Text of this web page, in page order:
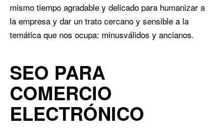
mismo tiempo agradable y delicado para humanizar a
la empresa y dar un trato cercano y sensible a la
temática que nos ocupa: minusválidos y ancianos.
SEO PARA
COMERCIO
ELECTRÓNICO